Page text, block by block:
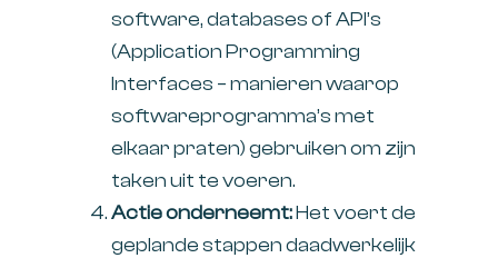
software, databases of API’s
(Application Programming
Interfaces – manieren waarop
softwareprogramma’s met
elkaar praten) gebruiken om zijn
taken uit te voeren.
Actie onderneemt:Het voert de
geplande stappen daadwerkelijk